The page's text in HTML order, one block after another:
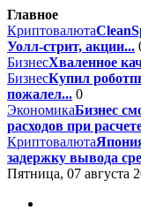
Главное
Криптовалюта
Уолл-стрит, акции...
БизнесХваленное
БизнесКупил
пожалел... 0
ЭкономикаБизнес
расходов при
Криптовалюта
задержку вывода
Пятница, 07 августа